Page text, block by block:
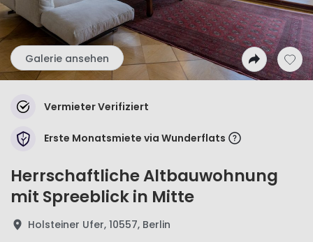
Galerie ansehen
Vermieter Verifiziert
Erste Monatsmiete via Wunderflats
Herrschaftliche Altbauwohnung
mit Spreeblick in Mitte
Holsteiner Ufer, 10557, Berlin